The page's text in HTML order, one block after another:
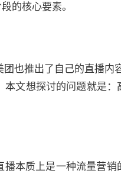
的核心要素。
也推出了自己的直播内
文想探讨的问题就是：
本质上是一种流量营